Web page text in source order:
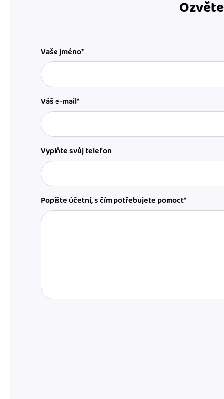
Vaše jméno*
Váš e-mail*
Vyplňte svůj telefon
Popište účetní, s čím potřebujete pomoct*